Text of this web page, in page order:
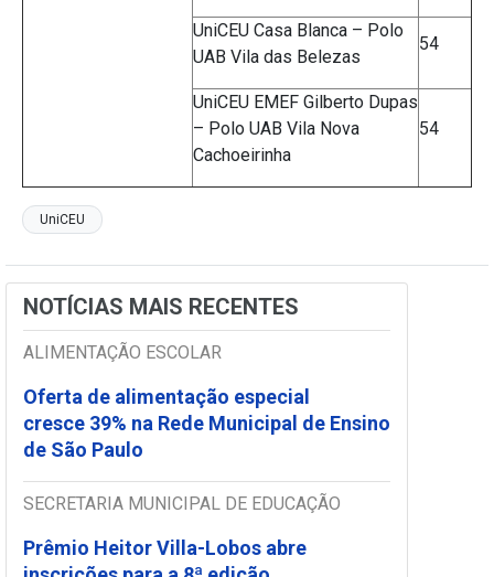
UniCEU Casa Blanca – Polo
UAB Vila das Belezas
54
UniCEU EMEF Gilberto Dupas
– Polo UAB Vila Nova
Cachoeirinha
54
UniCEU
NOTÍCIAS MAIS RECENTES
ALIMENTAÇÃO ESCOLAR
Oferta de alimentação especial
cresce 39% na Rede Municipal de Ensino
de São Paulo
SECRETARIA MUNICIPAL DE EDUCAÇÃO
Prêmio Heitor Villa-Lobos abre